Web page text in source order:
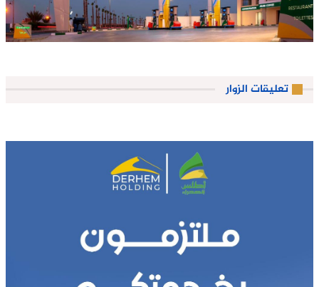
تعليقات الزوار